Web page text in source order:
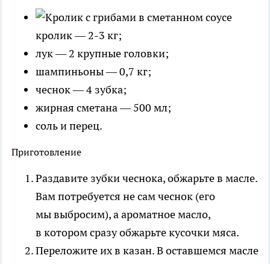
кролик — 2-3 кг;
лук — 2 крупные головки;
шампиньоны — 0,7 кг;
чеснок — 4 зубка;
жирная сметана — 500 мл;
соль и перец.
Приготовление
Раздавите зубки чеснока, обжарьте в масле.
Вам потребуется не сам чеснок (его
мы выбросим), а ароматное масло,
в котором сразу обжарьте кусочки мяса.
Переложите их в казан. В оставшемся масле